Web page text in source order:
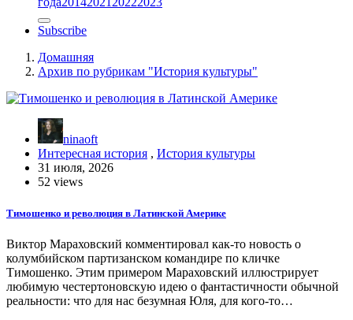
Subscribe
Домашняя
Архив по рубрикам "История культуры"
ninaoft
Интересная история , История культуры
31 июля, 2026
52 views
Тимошенко и революция в Латинской Америке
Виктор Мараховский комментировал как-то новость о
колумбийском партизанском командире по кличке
Тимошенко. Этим примером Мараховский иллюстрирует
любимую честертоновскую идею о фантастичности обычной
реальности: что для нас безумная Юля, для кого-то…